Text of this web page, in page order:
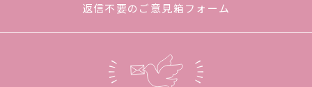
返信不要のご意見箱フォーム